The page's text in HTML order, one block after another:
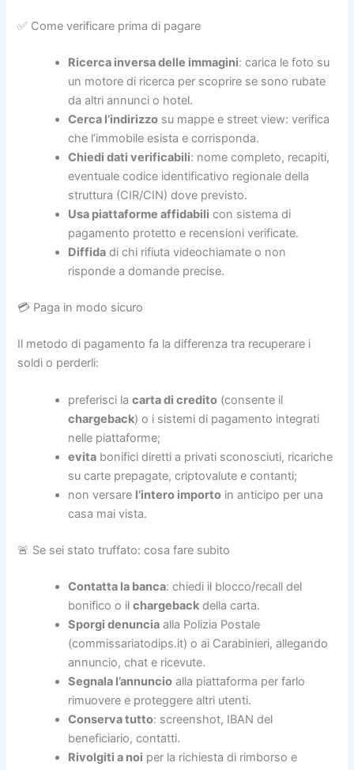
✅ Come verificare prima di pagare
Ricerca inversa delle immagini: carica le foto su
un motore di ricerca per scoprire se sono rubate
da altri annunci o hotel.
Cerca l’indirizzo su mappe e street view: verifica
che l’immobile esista e corrisponda.
Chiedi dati verificabili: nome completo, recapiti,
eventuale codice identificativo regionale della
struttura (CIR/CIN) dove previsto.
Usa piattaforme affidabili con sistema di
pagamento protetto e recensioni verificate.
Diffida di chi rifiuta videochiamate o non
risponde a domande precise.
💳 Paga in modo sicuro
Il metodo di pagamento fa la differenza tra recuperare i
soldi o perderli:
preferisci lacarta di credito (consente il
chargeback) o i sistemi di pagamento integrati
nelle piattaforme;
evita bonifici diretti a privati sconosciuti, ricariche
su carte prepagate, criptovalute e contanti;
non versare l’intero importo in anticipo per una
casa mai vista.
🚨 Se sei stato truffato: cosa fare subito
Contatta la banca: chiedi il blocco/recall del
bonifico o ilchargeback della carta.
Sporgi denuncia alla Polizia Postale
(commissariatodips.it) o ai Carabinieri, allegando
annuncio, chat e ricevute.
Segnala l’annuncio alla piattaforma per farlo
rimuovere e proteggere altri utenti.
Conserva tutto: screenshot, IBAN del
beneficiario, contatti.
Rivolgiti a noi per la richiesta di rimborso e